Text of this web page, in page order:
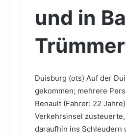
und in
Duisburg (ots) Auf der
gekommen; mehrere
Renault (Fahrer: 22
Verkehrsinsel
daraufhin ins Schleudern